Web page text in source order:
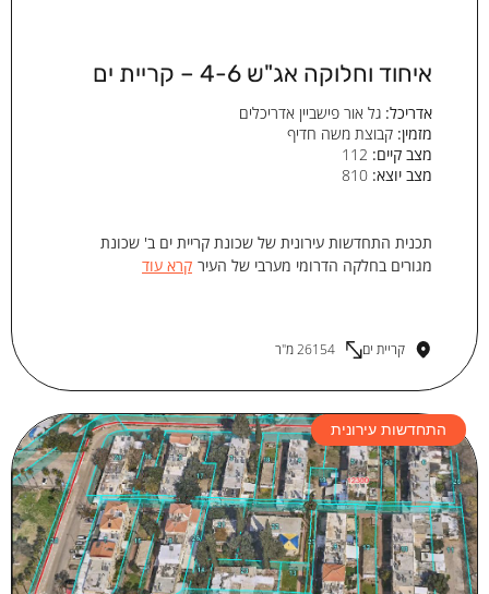
איחוד וחלוקה אג"ש 4-6 – קריית ים
אדריכל: גל אור פישביין אדריכלים
מזמין: קבוצת משה חדיף
מצב קיים:
מצב יוצא:
תכנית התחדשות עירונית של שכונת קריית ים ב' שכונת
מגורים בחלקה הדרומי מערבי של העיר קרא עוד
קריית ים 26154 מ"ר
התחדשות עירונית